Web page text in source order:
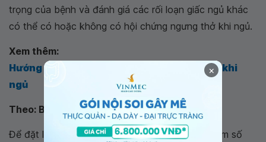
trọng của bệnh và đánh giá các rối loạn giấc ngủ khác
có thể có hoặc không có hội chứng ngưng thở khi ngủ.
Xem thêm:
Hướng dẫn chẩn đoán hội chứng ngưng thở khi
ngủ
Theo: Báo mới
Để đặt lịch khám tại viện, Quý khách vui lòng bấm số
×